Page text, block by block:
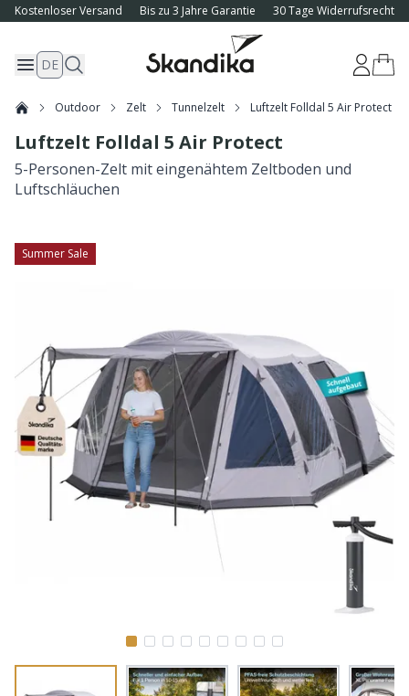
Kostenloser Versand Bis zu 3 Jahre Garantie 30 Tage Widerrufsrecht
DE
Outdoor Zelt Tunnelzelt Luftzelt Folldal 5 Air Protect
Luftzelt Folldal 5 Air Protect
5-Personen-Zelt mit eingenähtem Zeltboden und
Luftschläuchen
Summer Sale